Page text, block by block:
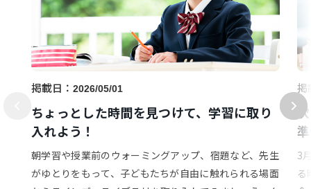
掲載日： 2026/05/01
ちょっとした時間を見つけて、学習に取り
入れよう！
朝学習や授業前のウォーミングアップ、宿題など、先生
がゆとりをもって、子どもたちが自由に触れられる場面
掲
3
る